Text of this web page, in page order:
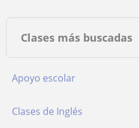
Clases más buscadas
Apoyo escolar
Clases de Inglés